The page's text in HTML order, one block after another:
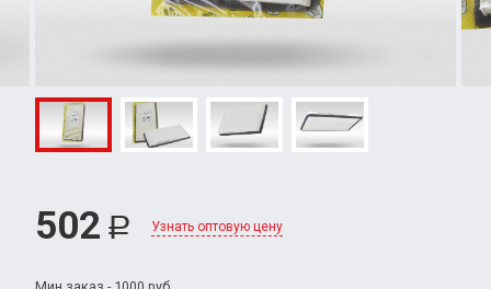
502 Р Узнать оптовую цену